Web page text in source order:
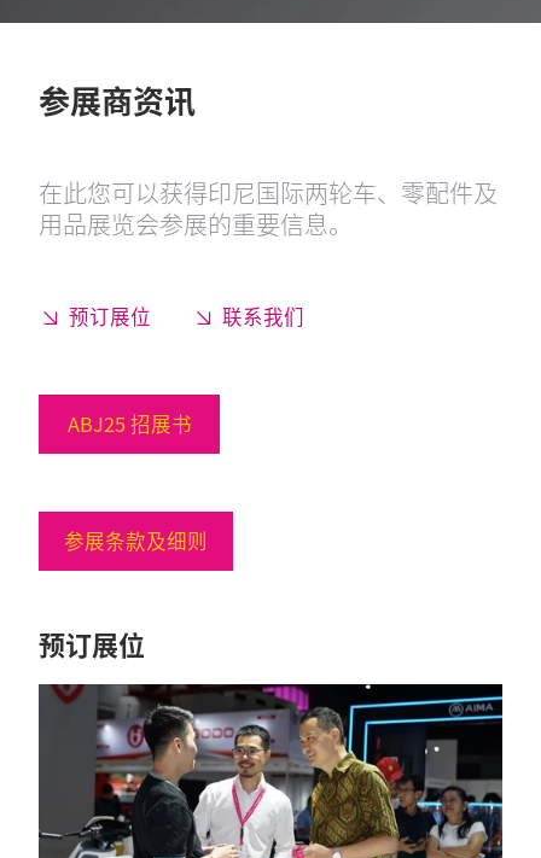
参展商资讯
在此您可以获得印尼国际两轮车、零配件及
用品展览会参展的重要信息。
预订展位 联系我们
ABJ25 招展书
参展条款及细则
预订展位